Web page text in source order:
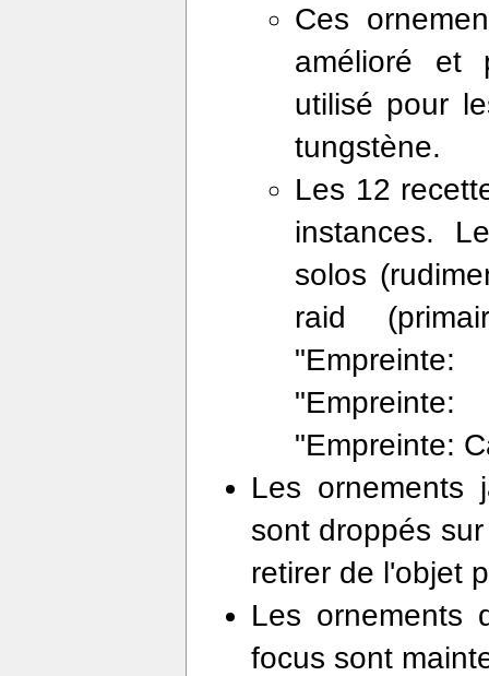
Ces
amélioré et
utilisé pour
tungstène.
Les 12
instances.
solos
raid
"Empreinte:
Les ornements
sont droppés
retirer de l'objet
Les ornements
focus sont